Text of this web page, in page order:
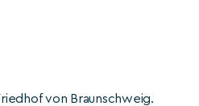
von Braunschweig.